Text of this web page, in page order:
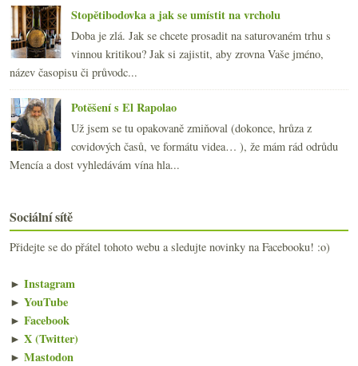
Stopětibodovka a jak se umístit na vrcholu
Doba je zlá. Jak se chcete prosadit na saturovaném trhu s
vinnou kritikou? Jak si zajistit, aby zrovna Vaše jméno,
název časopisu či průvodc...
Potěšení s El Rapolao
Už jsem se tu opakovaně zmiňoval (dokonce, hrůza z
covidových časů, ve formátu videa… ), že mám rád odrůdu
Mencía a dost vyhledávám vína hla...
Sociální sítě
Přidejte se do přátel tohoto webu a sledujte novinky na Facebooku! :o)
► Instagram
► YouTube
► Facebook
► X (Twitter)
► Mastodon